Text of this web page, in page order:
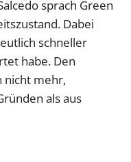
sprach Green
Dabei
schneller
habe. Den
nicht mehr,
als aus